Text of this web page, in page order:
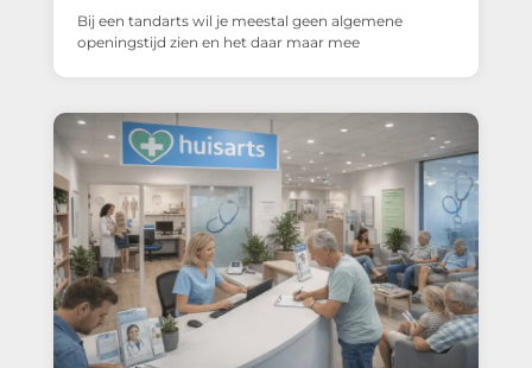
Bij een tandarts wil je meestal geen algemene
openingstijd zien en het daar maar mee